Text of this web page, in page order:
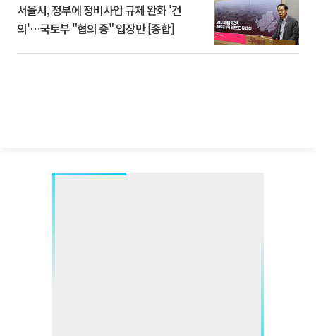
서울시, 정부에 정비사업 규제 완화 '건
의'⋯국토부 "협의 중" 입장만 [종합]